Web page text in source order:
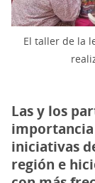
El taller de la
Las y los
iniciativas
región e